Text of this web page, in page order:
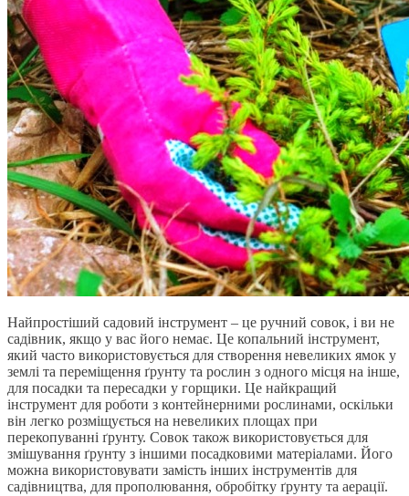
Найпростіший садовий інструмент – це ручний совок, і ви не
садівник, якщо у вас його немає. Це копальний інструмент,
який часто використовується для створення невеликих ямок у
землі та переміщення ґрунту та рослин з одного місця на інше,
для посадки та пересадки у горщики. Це найкращий
інструмент для роботи з контейнерними рослинами, оскільки
він легко розміщується на невеликих площах при
перекопуванні ґрунту. Совок також використовується для
змішування ґрунту з іншими посадковими матеріалами. Його
можна використовувати замість інших інструментів для
садівництва, для прополювання, обробітку ґрунту та аерації.